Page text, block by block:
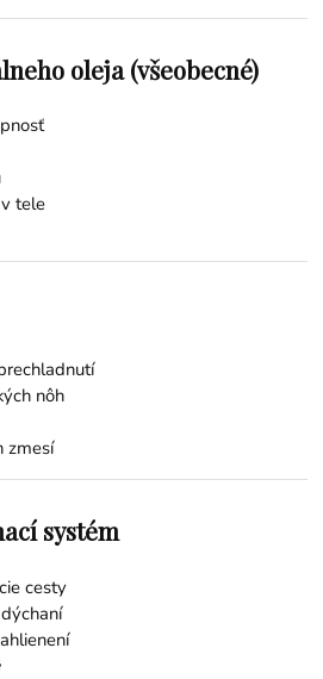
oleja (všeobecné)
tele
nôh
zmesí
systém
cesty